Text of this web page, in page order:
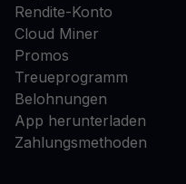
Rendite-Konto
Cloud Miner
Promos
Treueprogramm
Belohnungen
App herunterladen
Zahlungsmethoden